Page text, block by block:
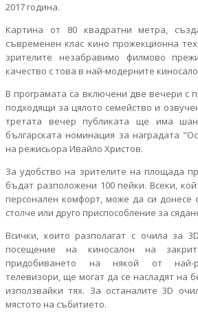
2017 година.
Картина от 80 квадратни метра,
съвременен клас кино прожекционна
зрителите незабравимо филмово
качество с това в най-модерните
В програмата са включени две вечери с
подходящи за цялото семейство и
третата вечер публиката ще има
българската номинация за наградата
на режисьора Ивайло Христов.
За удобство на зрителите на площада
бъдат разположени 100 пейки. Всеки,
персонален комфорт, може да си донесе
столче или друго приспособление за
Всички, които разполагат с очила за
посещение на киносалон на
придобиването на някой от най-
телевизори, ще могат да се насладят на
използвайки тях. За останалите 3D
мястото на събитието.